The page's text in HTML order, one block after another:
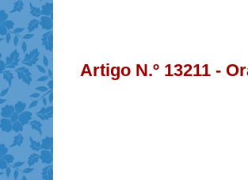
Artigo N.º 13211 -